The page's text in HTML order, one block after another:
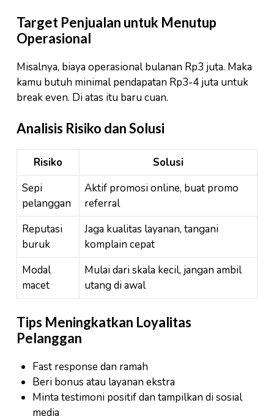
Target Penjualan untuk Menutup
Operasional
Misalnya, biaya operasional bulanan Rp3 juta. Maka
kamu butuh minimal pendapatan Rp3-4 juta untuk
break even. Di atas itu baru cuan.
Analisis Risiko dan Solusi
Risiko
Solusi
Sepi
pelanggan
Aktif promosi online, buat promo
referral
Reputasi
buruk
Jaga kualitas layanan, tangani
komplain cepat
Modal
macet
Mulai dari skala kecil, jangan ambil
utang di awal
Tips Meningkatkan Loyalitas
Pelanggan
Fast response dan ramah
Beri bonus atau layanan ekstra
Minta testimoni positif dan tampilkan di sosial
media